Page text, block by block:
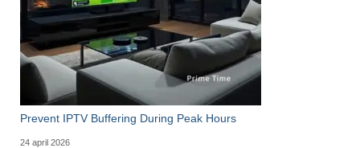
Prevent IPTV Buffering During Peak Hours
24 april 2026